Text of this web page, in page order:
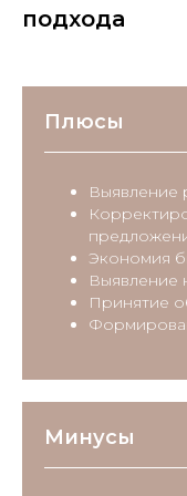
подхода
Плюсы
Выявление
Экономия
Выявление
Принятие
Минусы